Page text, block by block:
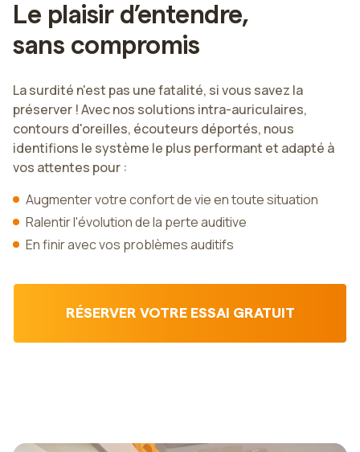
Le plaisir d’entendre,
sans compromis
La surdité n'est pas une fatalité, si vous savez la
préserver ! Avec nos solutions intra-auriculaires,
contours d'oreilles, écouteurs déportés, nous
identifions le système le plus performant et adapté à
vos attentes pour :
Augmenter votre confort de vie en toute situation
Ralentir l'évolution de la perte auditive
En finir avec vos problèmes auditifs
RÉSERVER VOTRE ESSAI GRATUIT